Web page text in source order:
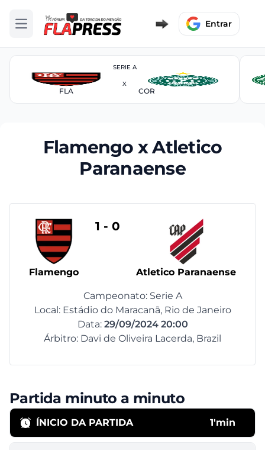
Abrir menu Entrar
SERIE A
FLA
X
COR
Flamengo x Atletico
Paranaense
Flamengo
1 - 0
Atletico Paranaense
Campeonato: Serie A
Local: Estádio do Maracanã, Rio de Janeiro
Data: 29/09/2024 20:00
Árbitro: Davi de Oliveira Lacerda, Brazil
Partida minuto a minuto
ÍNICIO DA PARTIDA 1'min